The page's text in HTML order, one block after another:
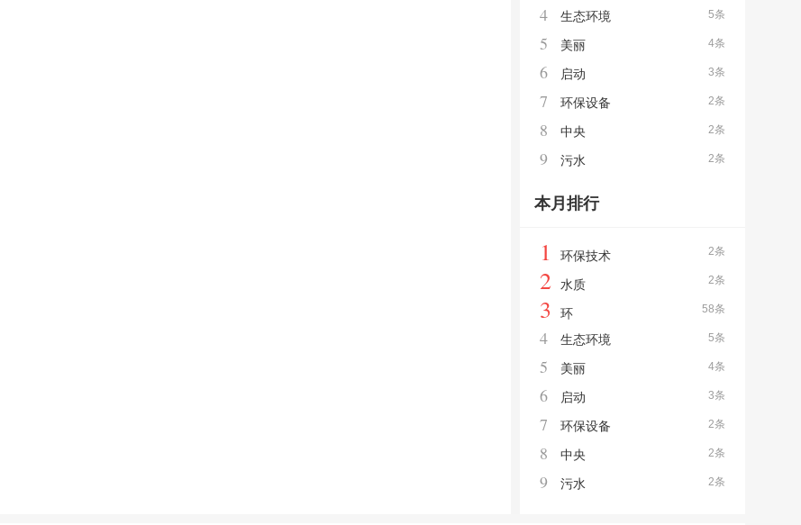
5条
4 生态环境
4条
5 美丽
3条
6 启动
2条
7 环保设备
2条
8 中央
2条
9 污水
本月排行
2条
1 环保技术
2条
2 水质
58条
3 环
5条
4 生态环境
4条
5 美丽
3条
6 启动
2条
7 环保设备
2条
8 中央
2条
9 污水